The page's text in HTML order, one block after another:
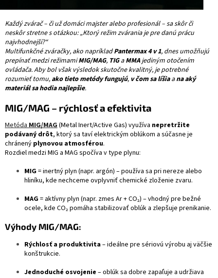
Každý zvárač – či už domáci majster alebo profesionál – sa skôr či
neskôr stretne s otázkou: „Ktorý režim zvárania je pre danú prácu
najvhodnejší?“
Multifunkčné zváračky, ako napríkladPantermax 4 v 1, dnes umožňujú
prepínať medzi režimamiMIG/MAG, TIGaMMA jediným otočením
ovládača. Aby bol však výsledok skutočne kvalitný, je potrebné
rozumieť tomu, ako tieto metódy fungujú, v čom sa líšiaana aký
materiál sa hodia najlepšie.
MIG/MAG – rýchlosť a efektivita
MetódaMIG/MAG(Metal Inert/Active Gas) využíva nepretržite
podávaný drôt, ktorý sa taví elektrickým oblúkom a súčasne je
chránený plynovou atmosférou.
Rozdiel medzi MIG a MAG spočíva v type plynu:
MIG= inertný plyn (napr. argón) – používa sa pri nereze alebo
hliníku, kde nechceme ovplyvniť chemické zloženie zvaru.
MAG= aktívny plyn (napr. zmes Ar + CO₂) – vhodný pre bežné
ocele, kde CO₂ pomáha stabilizovať oblúk a zlepšuje prenikanie.
Výhody MIG/MAG:
Rýchlosť a produktivita– ideálne pre sériovú výrobu aj väčšie
konštrukcie.
Jednoduché osvojenie – oblúk sa dobre zapaľuje a udržiava